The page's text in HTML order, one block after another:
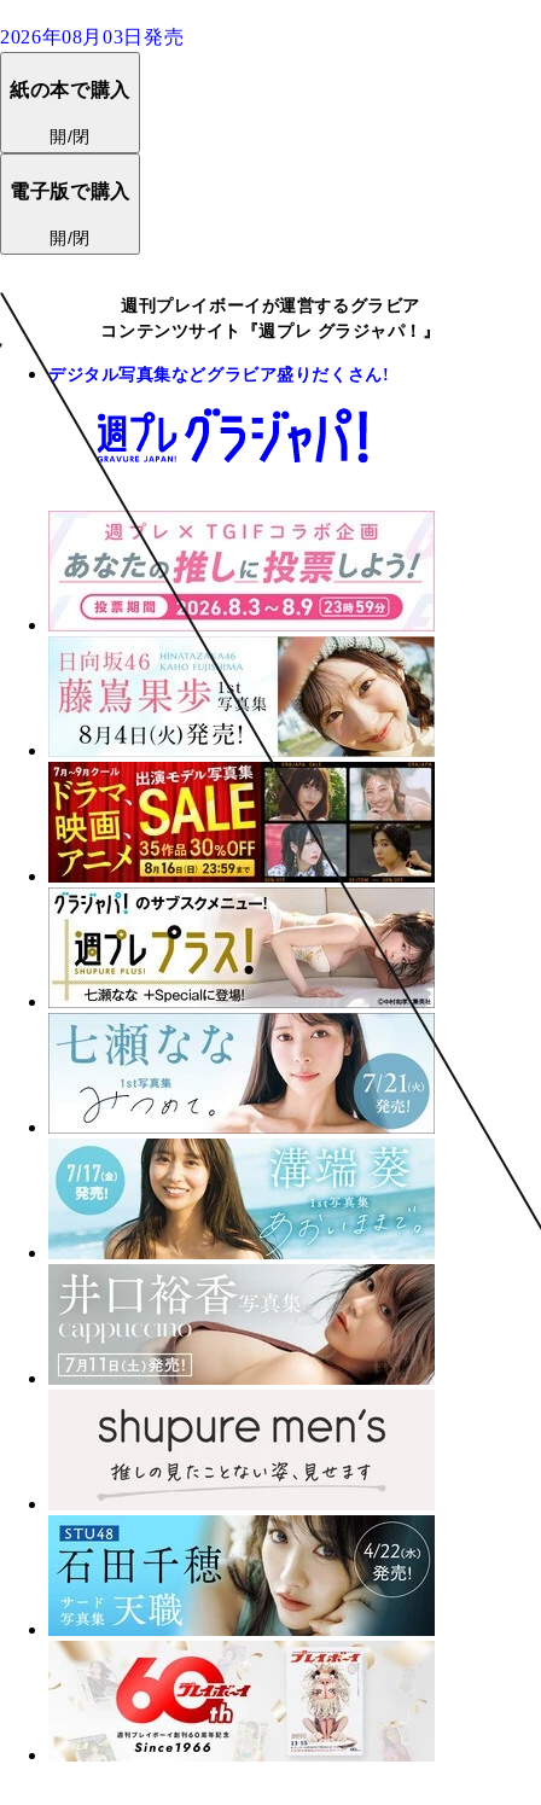
2026年08月03日発売
紙の本で購入
開/閉
電子版で購入
開/閉
週刊プレイボーイが運営するグラビア
コンテンツサイト『週プレ グラジャパ！』
デジタル写真集などグラビア盛りだくさん!